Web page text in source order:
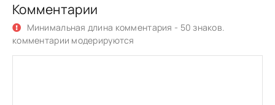
Комментарии
Минимальная длина комментария - 50 знаков.
комментарии модерируются